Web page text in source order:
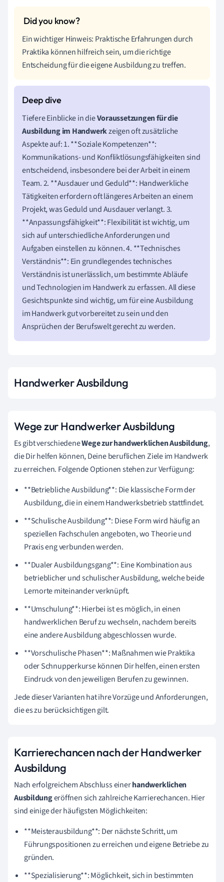
Ein wichtiger Hinweis: Praktische Erfahrungen durch
Praktika können hilfreich sein, um die richtige
Entscheidung für die eigene Ausbildung zu treffen.
Tiefere Einblicke in dieVoraussetzungen für die
Ausbildung im Handwerkzeigen oft zusätzliche
Aspekte auf: 1. **Soziale Kompetenzen**:
Kommunikations- und Konfliktlösungsfähigkeiten sind
entscheidend, insbesondere bei der Arbeit in einem
Team. 2. **Ausdauer und Geduld**: Handwerkliche
Tätigkeiten erfordern oft längeres Arbeiten an einem
Projekt, was Geduld und Ausdauer verlangt. 3.
**Anpassungsfähigkeit**: Flexibilität ist wichtig, um
sich auf unterschiedliche Anforderungen und
Aufgaben einstellen zu können. 4. **Technisches
Verständnis**: Ein grundlegendes technisches
Verständnis ist unerlässlich, um bestimmte Abläufe
und Technologien im Handwerk zu erfassen. All diese
Gesichtspunkte sind wichtig, um für eine Ausbildung
im Handwerk gut vorbereitet zu sein und den
Ansprüchen der Berufswelt gerecht zu werden.
Handwerker Ausbildung
Wege zur Handwerker Ausbildung
Es gibt verschiedeneWege zur handwerklichen Ausbildung,
die Dir helfen können, Deine beruflichen Ziele im Handwerk
zu erreichen. Folgende Optionen stehen zur Verfügung:
**Betriebliche Ausbildung**: Die klassische Form der
Ausbildung, die in einem Handwerksbetrieb stattfindet.
**Schulische Ausbildung**: Diese Form wird häufig an
speziellen Fachschulen angeboten, wo Theorie und
Praxis eng verbunden werden.
**Dualer Ausbildungsgang**: Eine Kombination aus
betrieblicher und schulischer Ausbildung, welche beide
Lernorte miteinander verknüpft.
**Umschulung**: Hierbei ist es möglich, in einen
handwerklichen Beruf zu wechseln, nachdem bereits
eine andere Ausbildung abgeschlossen wurde.
**Vorschulische Phasen**: Maßnahmen wie Praktika
oder Schnupperkurse können Dir helfen, einen ersten
Eindruck von den jeweiligen Berufen zu gewinnen.
Jede dieser Varianten hat ihre Vorzüge und Anforderungen,
die es zu berücksichtigen gilt.
Karrierechancen nach der Handwerker
Ausbildung
Nach erfolgreichem Abschluss einerhandwerklichen
Ausbildungeröffnen sich zahlreiche Karrierechancen. Hier
sind einige der häufigsten Möglichkeiten:
**Meisterausbildung**: Der nächste Schritt, um
Führungspositionen zu erreichen und eigene Betriebe zu
gründen.
**Spezialisierung**: Möglichkeit, sich in bestimmten